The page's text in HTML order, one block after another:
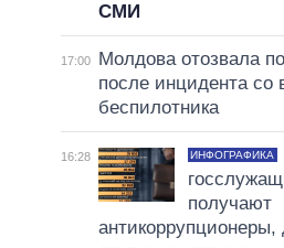
СМИ
17:00
Молдова отозвала
после инцидента со
беспилотника
16:28 ИНФОГРАФИКА
получают